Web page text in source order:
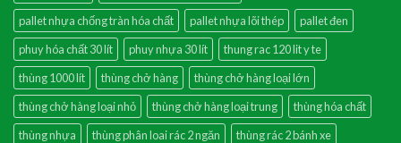
pallet nhựa chống tràn hóa chất
pallet nhựa lõi thép
pallet đen
phuy hóa chất 30 lít
phuy nhựa 30 lít
thung rac 120 lit y te
thùng 1000 lít
thùng chở hàng
thùng chở hàng loại lớn
thùng chở hàng loại nhỏ
thùng chở hàng loại trung
thùng hóa chất
thùng nhựa
thùng phân loai rác 2 ngăn
thùng rác 2 bánh xe